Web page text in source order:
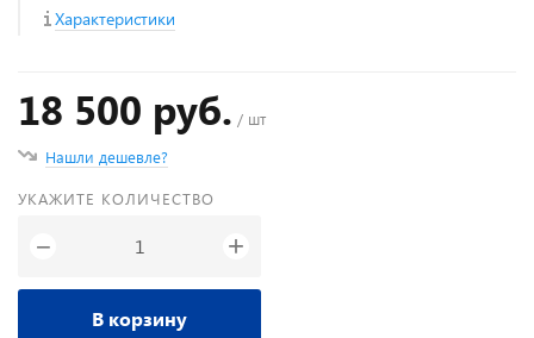
Характеристики
18 500 руб. / шт
Нашли дешевле?
УКАЖИТЕ КОЛИЧЕСТВО
− +
В корзину